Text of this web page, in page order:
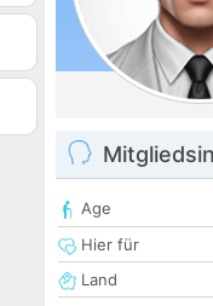
Age
Hier für
Land